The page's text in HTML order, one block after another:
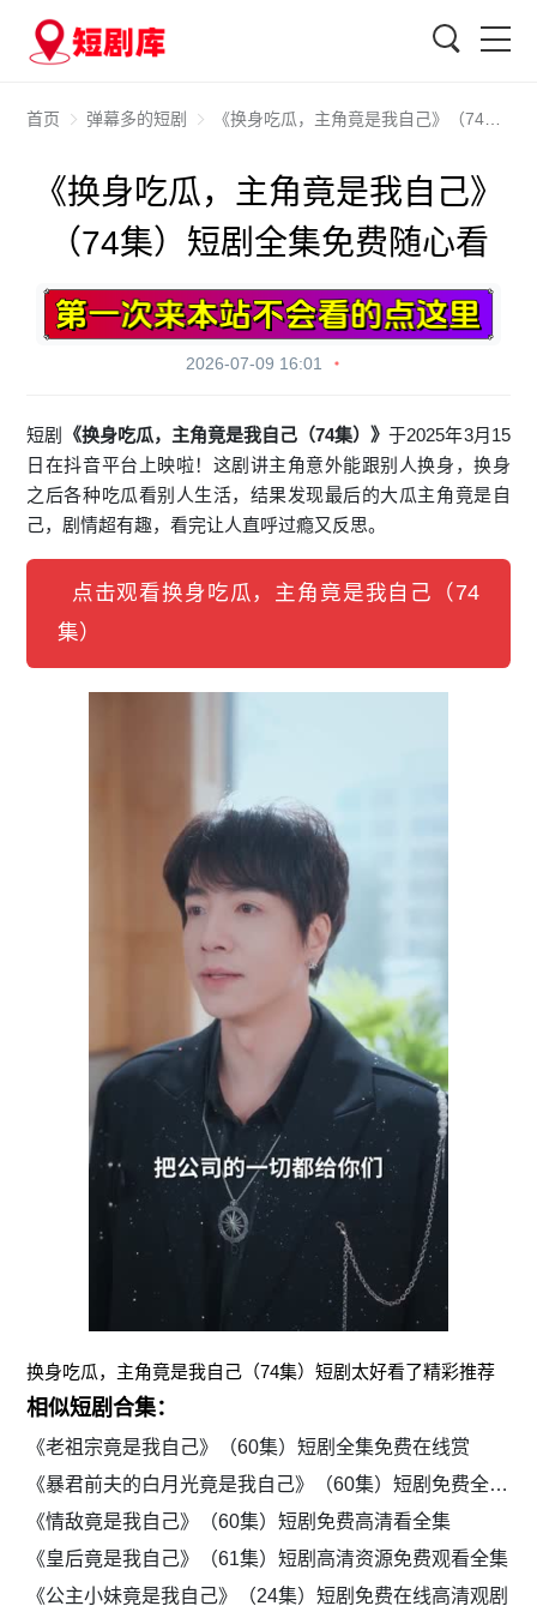
首页 弹幕多的短剧 《换身吃瓜，主角竟是我自己》（74集）短剧全集免费随心看
《换身吃瓜，主角竟是我自己》
（74集）短剧全集免费随心看
2026-07-09 16:01
短剧 《换身吃瓜，主角竟是我自己（74集）》于2025年3月15
日在抖音平台上映啦！这剧讲主角意外能跟别人换身，换身
之后各种吃瓜看别人生活，结果发现最后的大瓜主角竟是自
己，剧情超有趣，看完让人直呼过瘾又反思。
点击观看换身吃瓜，主角竟是我自己（74
集）
换身吃瓜，主角竟是我自己（74集）短剧太好看了精彩推荐
相似短剧合集：
《老祖宗竟是我自己》（60集）短剧全集免费在线赏
《暴君前夫的白月光竟是我自己》（60集）短剧免费全集网页播放
《情敌竟是我自己》（60集）短剧免费高清看全集
《皇后竟是我自己》（61集）短剧高清资源免费观看全集
《公主小妹竟是我自己》（24集）短剧免费在线高清观剧